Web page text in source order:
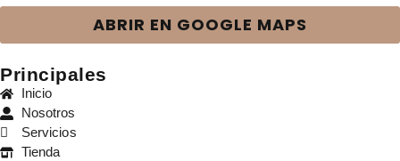
ABRIR EN GOOGLE MAPS
Principales
Inicio
Nosotros
Servicios
Tienda